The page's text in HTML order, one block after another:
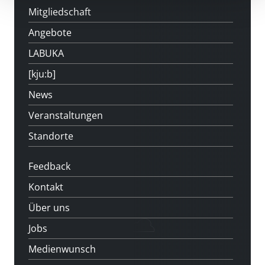
Mitgliedschaft
Angebote
LABUKA
[kju:b]
News
Veranstaltungen
Standorte
Feedback
Kontakt
Über uns
Jobs
Medienwunsch